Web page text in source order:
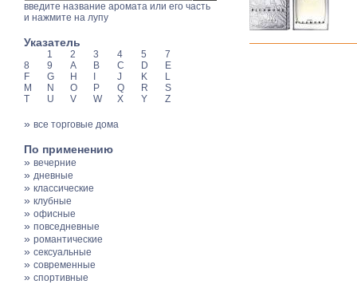
введите название аромата или его часть
и нажмите на лупу
Указатель
1 2 3 4 5
7
8
9 A B C D
E
F
G H J K
L
M
N O P Q R
S
T
U V W X Y Z
» все торговые дома
По применению
» вечерние
» дневные
» классические
» клубные
» офисные
» повседневные
» романтические
» сексуальные
» современные
» спортивные